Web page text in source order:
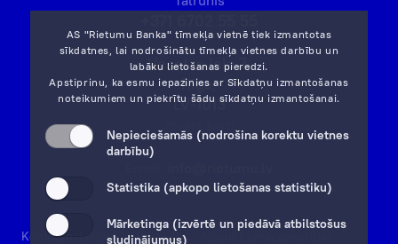
AS "Rietumu Banka" tīmekļa vietnē tiek izmantotas
sīkdatnes, lai nodrošinātu tīmekļa vietnes darbību un
labāku lietošanas pieredzi.
Apstiprinu, ka esmu iepazinies ar Sīkdatņu izmantošanas
noteikumiem un piekrītu šādu sīkdatņu izmantošanai.
Nepieciešamās (nodrošina korektu vietnes
darbību)
Statistika (apkopo lietošanas statistiku)
Mārketinga (izvērtē un piedāvā atbilstošus
sludinājumus)
Vesetas iela 7,
Rīga,
LV-1013
Konfidencialitāte Rekvizīti Noguldījumu garantijas